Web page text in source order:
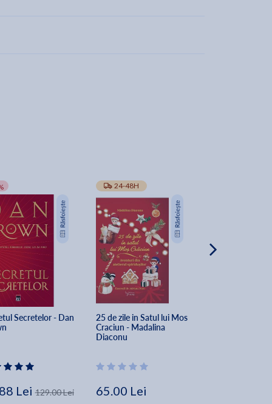
Secretelor - Dan
Lei 129.00 Lei
24-48H
25 de zile in Satul lui Mos
Craciun - Madalina
Diaconu
65.00 Lei